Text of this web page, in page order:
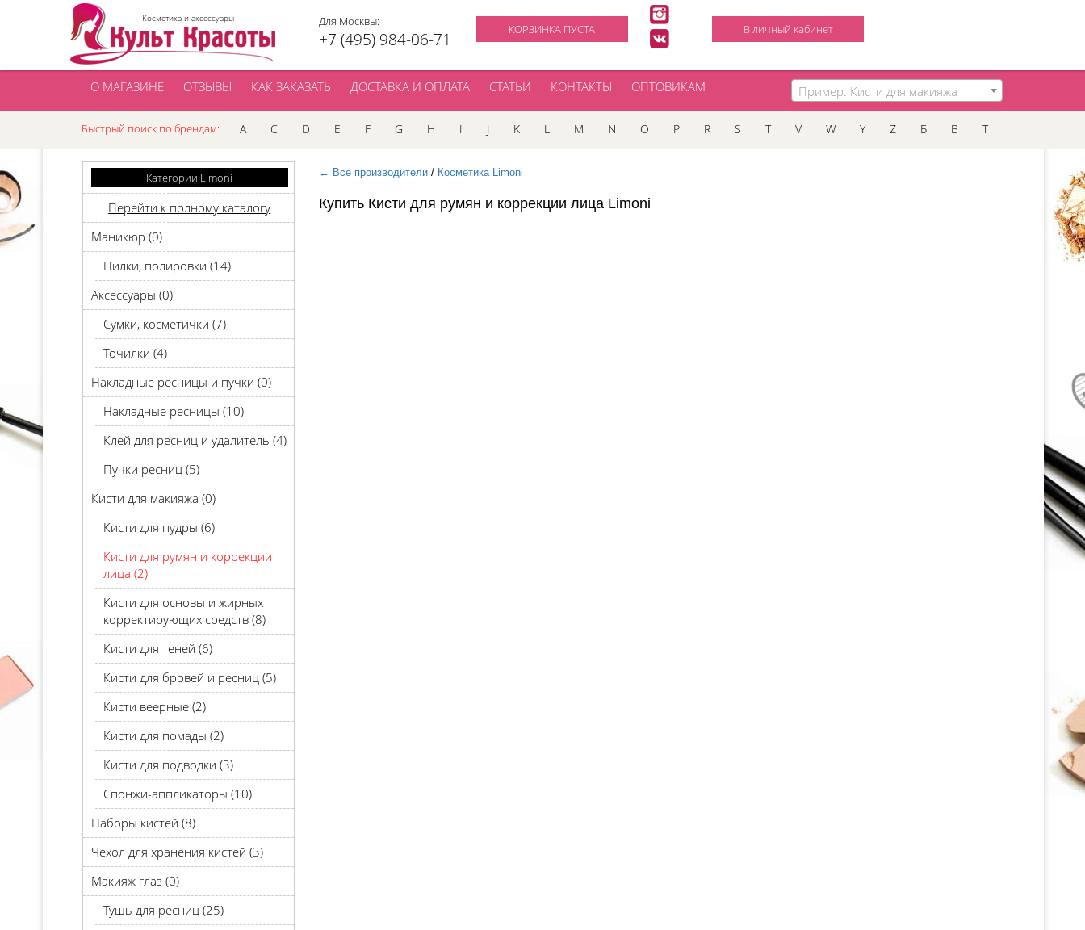
Косметика и аксессуары Для Москвы:
+7 (495) 984-06-71
КОРЗИНКА ПУСТА В личный кабинет
О МАГАЗИНЕ ОТЗЫВЫ КАК ЗАКАЗАТЬ ДОСТАВКА И ОПЛАТА СТАТЬИ КОНТАКТЫ ОПТОВИКАМ Пример: Кисти для макияжа
Быстрый поиск по брендам: A C D E F G H I J K L M N O P R S T V W Y Z Б В Т
Категории Limoni
Перейти к полному каталогу
Маникюр (0)
Пилки, полировки (14)
Аксессуары (0)
Сумки, косметички (7)
Точилки (4)
Накладные ресницы и пучки (0)
Накладные ресницы (10)
Клей для ресниц и удалитель (4)
Пучки ресниц (5)
Кисти для макияжа (0)
Кисти для пудры (6)
Кисти для румян и коррекции
лица (2)
Кисти для основы и жирных
корректирующих средств (8)
Кисти для теней (6)
Кисти для бровей и ресниц (5)
Кисти веерные (2)
Кисти для помады (2)
Кисти для подводки (3)
Спонжи-аппликаторы (10)
Наборы кистей (8)
Чехол для хранения кистей (3)
Макияж глаз (0)
Тушь для ресниц (25)
← Все производители/ Косметика Limoni
Купить Кисти для румян и коррекции лица Limoni